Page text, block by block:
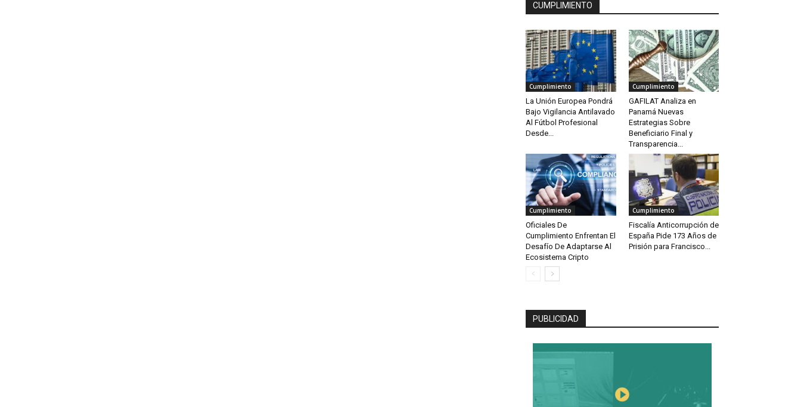
CUMPLIMIENTO
Cumplimiento
La Unión Europea Pondrá
Bajo Vigilancia Antilavado
Al Fútbol Profesional
Desde...
Cumplimiento
GAFILAT Analiza en
Panamá Nuevas
Estrategias Sobre
Beneficiario Final y
Transparencia...
Cumplimiento
Oficiales De
Cumplimiento Enfrentan El
Desafío De Adaptarse Al
Ecosistema Cripto
Cumplimiento
Fiscalía Anticorrupción de
España Pide 173 Años de
Prisión para Francisco...
PUBLICIDAD